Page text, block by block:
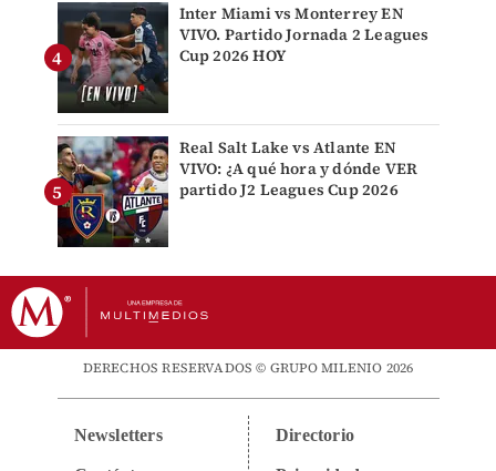
Inter Miami vs Monterrey EN
VIVO. Partido Jornada 2 Leagues
Cup 2026 HOY
Real Salt Lake vs Atlante EN
VIVO: ¿A qué hora y dónde VER
partido J2 Leagues Cup 2026
DERECHOS RESERVADOS © GRUPO MILENIO 2026
Newsletters Directorio